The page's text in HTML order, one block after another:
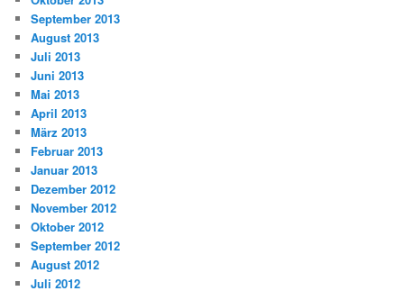
September 2013
August 2013
Juli 2013
Juni 2013
Mai 2013
April 2013
März 2013
Februar 2013
Januar 2013
Dezember 2012
November 2012
Oktober 2012
September 2012
August 2012
Juli 2012